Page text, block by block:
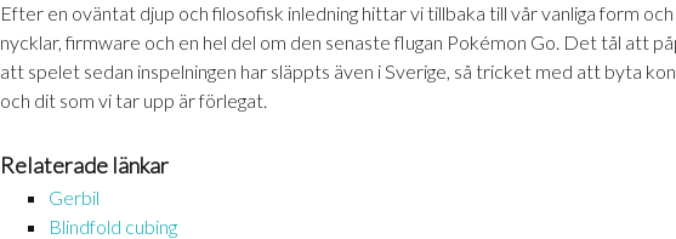
FLÖDE
BÄDDA IN
Efter en oväntat djup och filosofisk inledning hittar vi tillbaka till vår vanliga form
nycklar, firmware och en hel del om den senaste flugan Pokémon Go. Det tål att
att spelet sedan inspelningen har släppts även i Sverige, så tricket med att byta
och dit som vi tar upp är förlegat.
Relaterade länkar
Gerbil
Blindfold cubing